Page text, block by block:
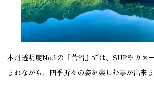
本州透明度No.1の『菅沼』では、SUPやカヌ
まれながら、四季折々の姿を楽しむ事が出来